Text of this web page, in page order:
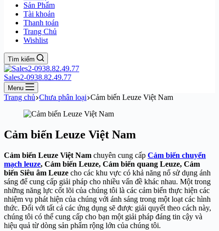
Sản Phẩm
Tài khoản
Thanh toán
Trang Chủ
Wishlist
Tìm kiếm
Sales2-0938.82.49.77
Menu
Trang chủ Chưa phân loại Cảm biến Leuze Việt Nam
Cảm biến Leuze Việt Nam
Cảm biến Leuze Việt Nam chuyên cung cấp Cảm biến chuyển
mạch leuze, Cảm biến Leuze, Cảm biến quang Leuze, Cảm
biến Siêu âm Leuze cho các khu vực có khả năng nổ sử dụng ánh
sáng để cung cấp giải pháp cho nhiều vấn đề khác nhau. Một trong
những năng lực cốt lõi của chúng tôi là các cảm biến thực hiện các
nhiệm vụ phát hiện của chúng với ánh sáng trong một loạt các hình
thức. Đối với tất cả các ứng dụng sẽ được giải quyết theo cách này,
chúng tôi có thể cung cấp cho bạn một giải pháp đáng tin cậy và
hiệu quả từ dòng sản phẩm rộng lớn của chúng tôi.